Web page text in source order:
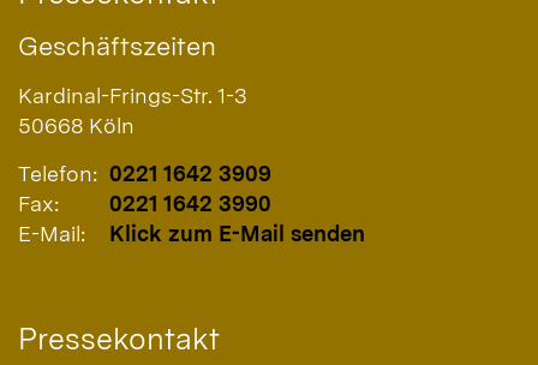
Geschäftszeiten
Kardinal-Frings-Str. 1-3
50668 Köln
Telefon: 0221 1642 3909
Fax:
0221 1642 3990
E-Mail:
Klick zum E-Mail senden
Pressekontakt